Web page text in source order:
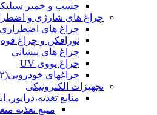
چسب و خمیر
چراغ های شارژی و
چراغ های
نورافکن و چراغ قوه
چراغ های پیشانی
چراغ یووی UV
چراغهای خودرویی(۱۲ ولت DC)
تجهیزات الکترونیکی
منابع تغذیه،درایور،
منبع تغذیه